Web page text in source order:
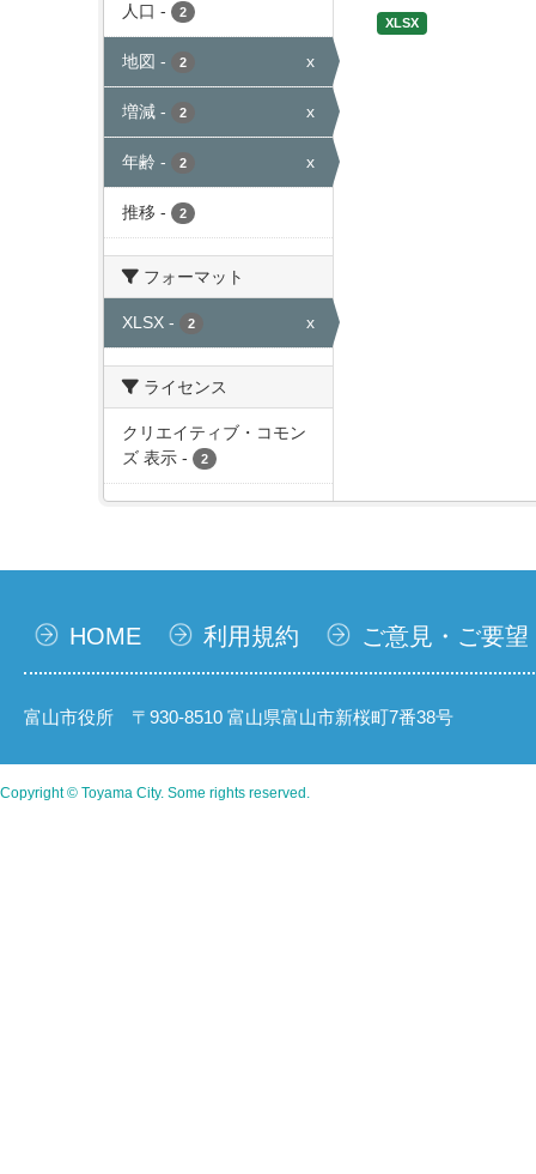
人口 - 2
地図 - 2 x
増減 - 2 x
年齢 - 2 x
推移 - 2
フォーマット
XLSX - 2 x
ライセンス
クリエイティブ・コモン
ズ 表示 - 2
XLSX
HOME 利用規約 ご意見・ご要望
富山市役所 〒930-8510 富山県富山市新桜町7番38号
Copyright © Toyama City. Some rights reserved.